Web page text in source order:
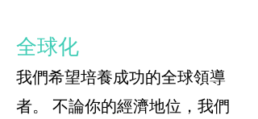
全球化
我們希望培養成功的全球領導
者。 不論你的經濟地位，我們